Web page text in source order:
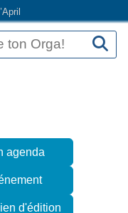
agenda
d'édition